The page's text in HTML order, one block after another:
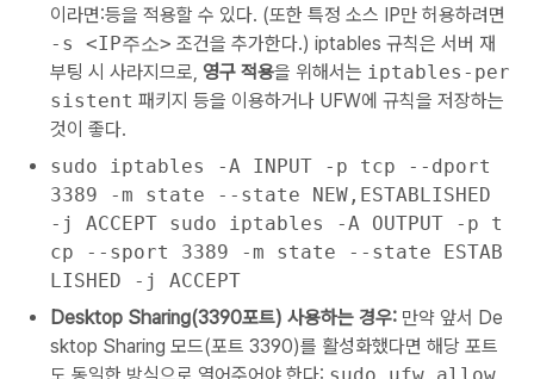
이라면:등을 적용할 수 있다. (또한 특정 소스 IP만 허용하려면
-s <IP주소> 조건을 추가한다.) iptables 규칙은 서버 재
부팅 시 사라지므로, 영구 적용을 위해서는 iptables-per
sistent 패키지 등을 이용하거나 UFW에 규칙을 저장하는
것이 좋다.
sudo iptables -A INPUT -p tcp --dport
3389 -m state --state NEW,ESTABLISHED
-j ACCEPT sudo iptables -A OUTPUT -p t
cp --sport 3389 -m state --state ESTAB
LISHED -j ACCEPT
Desktop Sharing(3390포트) 사용하는 경우: 만약 앞서 De
sktop Sharing 모드(포트 3390)를 활성화했다면 해당 포트